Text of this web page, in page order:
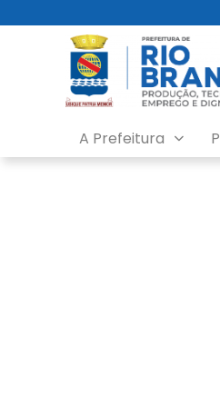
A Prefeitura